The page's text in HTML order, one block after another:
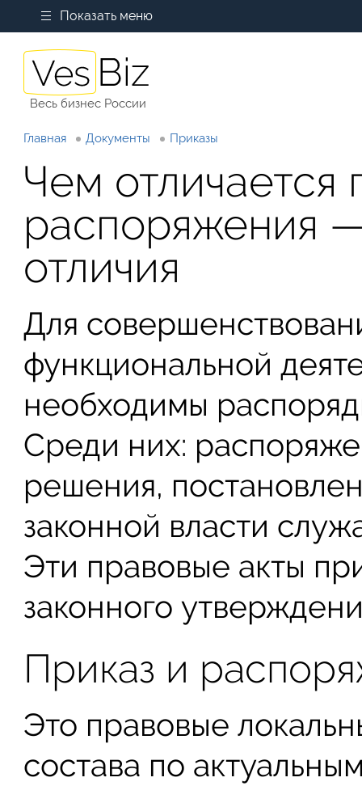
Показать меню
Весь бизнес России
Главная Документы Приказы
Чем отличается
распоряжения
отличия
Для
функциональной
необходимы
Среди них:
решения,
законной власти
Эти правовые акты
законного
Приказ и
Это правовые
состава по